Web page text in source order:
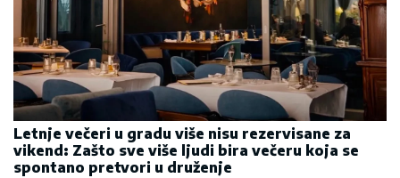
Letnje večeri u gradu više nisu rezervisane za
vikend: Zašto sve više ljudi bira večeru koja se
spontano pretvori u druženje